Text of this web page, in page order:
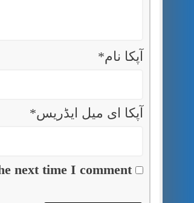
آپکا نام*
آپکا ای میل ایڈریس*
next time I comment.